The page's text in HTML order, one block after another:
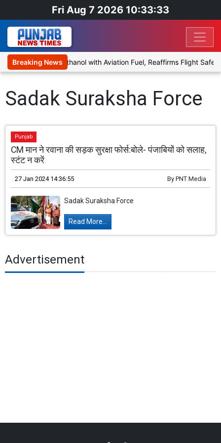
Fri Aug 7 2026 10:33:33
Breaking News
to Blend Ethanol with Aviation Fuel, Reaffirms Flight Safety
Sadak Suraksha Force
Punjab
CM मान ने रवाना की सड़क सुरक्षा फोर्स:बोले- पंजाबियों को सलाह,
स्टंट न करें
27 Jan 2024 14:36:55 By PNT Media
Sadak Suraksha Force
Read More...
Advertisement